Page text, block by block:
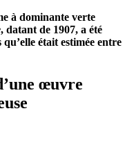
à dominante verte
, datant de 1907, a été
était estimée entre
œuvre